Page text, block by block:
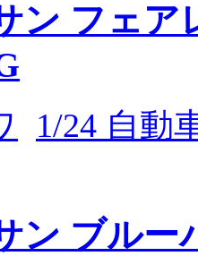
ン フェア
1/24 自動
ン ブルー